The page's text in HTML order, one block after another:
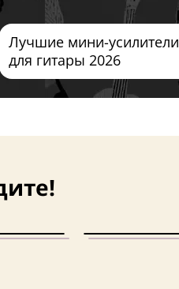
Лучшие мини-усилители
для гитары 2026